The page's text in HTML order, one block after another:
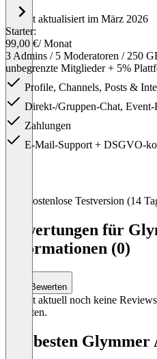
Zuletzt aktualisiert im März 2026
Starter:
99,00 €/ Monat
3 Admins / 5 Moderatoren / 250
unbegrenzte Mitglieder + 5%
Profile, Channels, Posts &
Direkt-/Gruppen-Chat, Event-
Zahlungen
E-Mail-Support + DSGVO-
Kostenlose Testversion (14
Bewertungen für
Informationen (0)
Bewerten
Es gibt aktuell noch keine
enthalten.
Die besten